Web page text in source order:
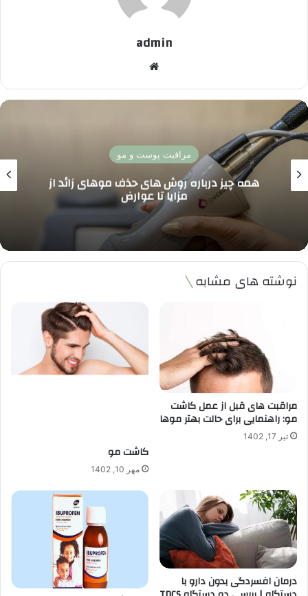
admin
پزشکی زیبایی
ریزش موی شدید در مردان چرا رخ می دهد؟ بررسی
علل شایع و موثرترین روش های درمان قطعی
نوشته های مشابه
مراقبت های قبل از عمل کاشت
مو: راهنمایی برای حالت بهتر موها
تیر 17, 1402
کاشت مو
مهر 10, 1402
درمان افسردگی بدون دارو با